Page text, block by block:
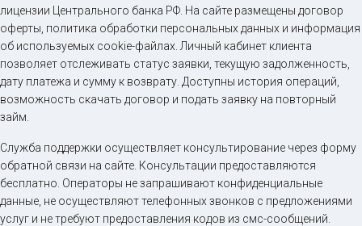
лицензии Центрального банка РФ. На сайте размещены договор
оферты, политика обработки персональных данных и информация
об используемых cookie-файлах. Личный кабинет клиента
позволяет отслеживать статус заявки, текущую задолженность,
дату платежа и сумму к возврату. Доступны история операций,
возможность скачать договор и подать заявку на повторный
займ.
Служба поддержки осуществляет консультирование через форму
обратной связи на сайте. Консультации предоставляются
бесплатно. Операторы не запрашивают конфиденциальные
данные, не осуществляют телефонных звонков с предложениями
услуг и не требуют предоставления кодов из смс-сообщений.